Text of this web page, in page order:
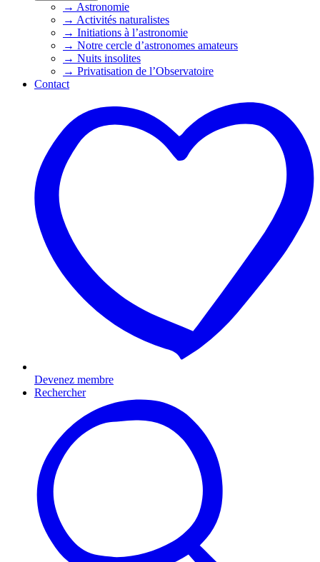
→ Astronomie
→ Activités naturalistes
→ Initiations à l’astronomie
→ Notre cercle d’astronomes amateurs
→ Nuits insolites
→ Privatisation de l’Observatoire
Contact
Devenez membre
Rechercher